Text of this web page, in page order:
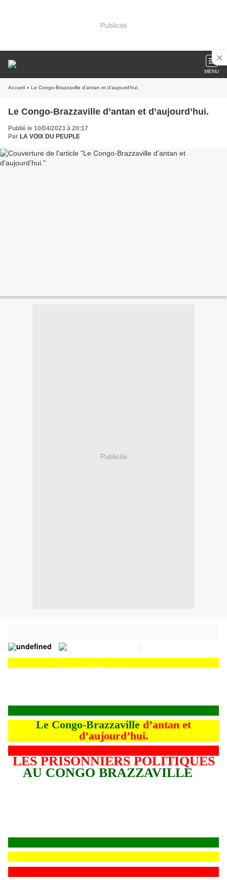
Publicité
MENU
Accueil » Le Congo-Brazzaville d’antan et d’aujourd’hui.
Le Congo-Brazzaville d’antan et d’aujourd’hui.
Publié le 10/04/2023 à 20:17
Par LA VOIX DU PEUPLE
Publicité
CouvertureCouverture
Le Congo-Brazzaville d’antan et
d’aujourd’hui.
LES PRISONNIERS POLITIQUES
AU CONGO BRAZZAVILLE